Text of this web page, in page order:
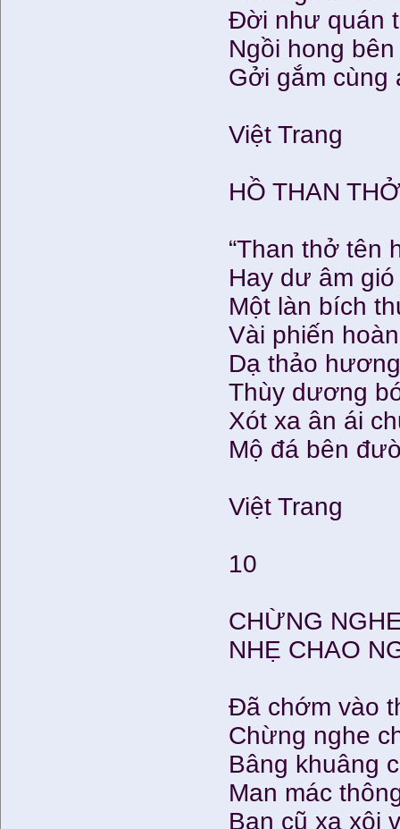
Đời như quán
Ngồi hong
Gởi gắm cùng
Việt Trang
HỒ THAN
“Than thở tên
Hay dư âm
Một làn bích
Vài phiến
Dạ thảo
Thùy dương
Xót xa ân ái
Mộ đá bên
Việt Trang
10
CHỪNG
NHẸ CHAO
Đã chớm vào
Chừng nghe
Bâng khuâng
Man mác
Bạn cũ xa xôi